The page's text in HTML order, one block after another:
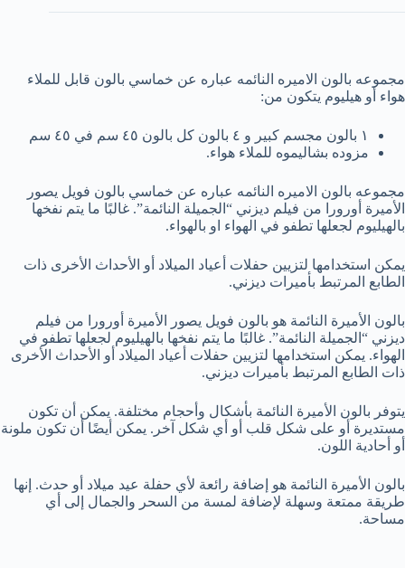
مجموعه بالون الاميره النائمه عباره عن خماسي بالون قابل للملاء
هواء أو هيليوم يتكون من:
١ بالون مجسم كبير و ٤ بالون كل بالون ٤٥ سم في ٤٥ سم
مزوده بشاليموه للملاء هواء.
مجموعه بالون الاميره النائمه عباره عن خماسي بالون فويل يصور
الأميرة أورورا من فيلم ديزني “الجميلة النائمة”. غالبًا ما يتم نفخها
بالهيليوم لجعلها تطفو في الهواء او بالهواء.
يمكن استخدامها لتزيين حفلات أعياد الميلاد أو الأحداث الأخرى ذات
الطابع المرتبط بأميرات ديزني.
بالون الأميرة النائمة هو بالون فويل يصور الأميرة أورورا من فيلم
ديزني “الجميلة النائمة”. غالبًا ما يتم نفخها بالهيليوم لجعلها تطفو في
الهواء. يمكن استخدامها لتزيين حفلات أعياد الميلاد أو الأحداث الأخرى
ذات الطابع المرتبط بأميرات ديزني.
يتوفر بالون الأميرة النائمة بأشكال وأحجام مختلفة. يمكن أن تكون
مستديرة أو على شكل قلب أو أي شكل آخر. يمكن أيضًا أن تكون ملونة
أو أحادية اللون.
بالون الأميرة النائمة هو إضافة رائعة لأي حفلة عيد ميلاد أو حدث. إنها
طريقة ممتعة وسهلة لإضافة لمسة من السحر والجمال إلى أي
مساحة.